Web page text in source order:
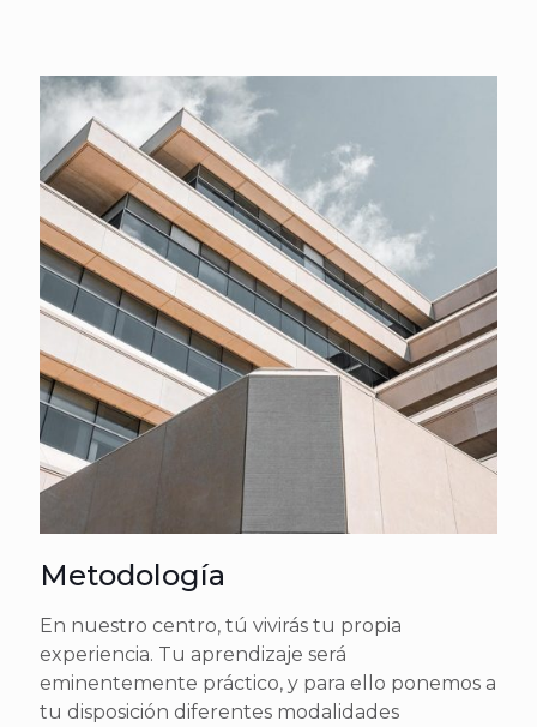
Metodología
En nuestro centro, tú vivirás tu propia
experiencia. Tu aprendizaje será
eminentemente práctico, y para ello ponemos a
tu disposición diferentes modalidades